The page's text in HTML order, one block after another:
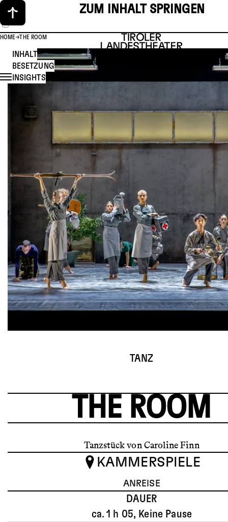
ZUM INHALT SPRINGEN
HOME THE ROOM
INHALT
BESETZUNG
INSIGHTS
TANZ
THE ROOM
Tanzstück von Caroline Finn
KAMMERSPIELE
ANREISE
DAUER
ca. 1 h 05, Keine Pause